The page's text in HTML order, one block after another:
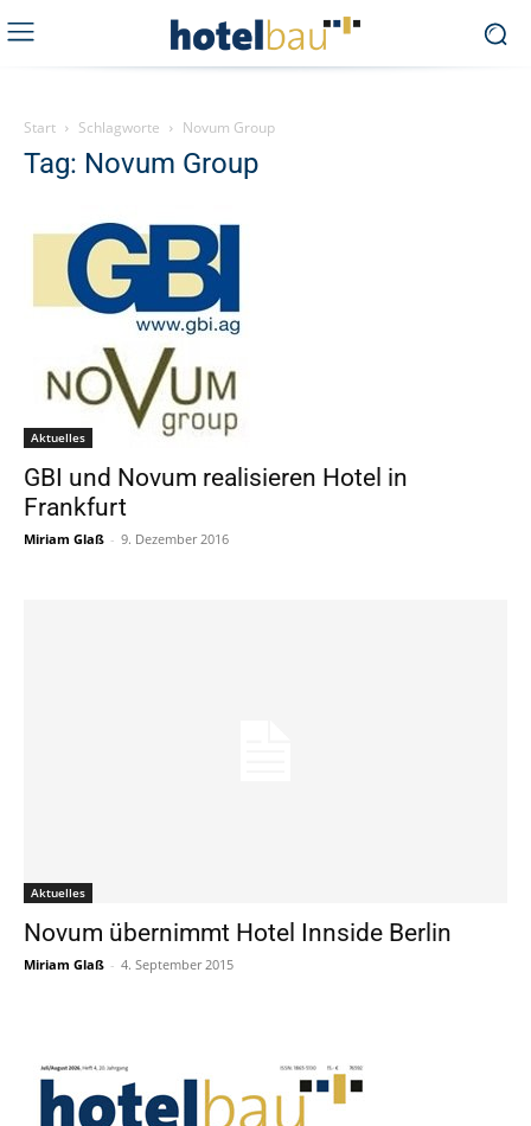
Start Schlagworte Novum Group
Tag: Novum Group
Aktuelles
GBI und Novum realisieren Hotel in
Frankfurt
Miriam Glaß - 9. Dezember 2016
Aktuelles
Novum übernimmt Hotel Innside Berlin
Miriam Glaß - 4. September 2015